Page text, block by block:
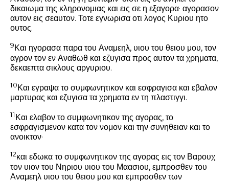
δικαιωμα της κληρονομιας και εις σε η εξαγορα· αγορασον
αυτον εις σεαυτον. Τοτε εγνωρισα οτι λογος Κυριου ητο
ουτος.
9Και ηγορασα παρα του Αναμεηλ, υιου του θειου μου, τον
αγρον τον εν Αναθωθ και εζυγισα προς αυτον τα χρηματα,
δεκαεπτα σικλους αργυριου.
10Και εγραψα το συμφωνητικον και εσφραγισα και εβαλον
μαρτυρας και εζυγισα τα χρηματα εν τη πλαστιγγι.
11 Και ελαβον το συμφωνητικον της αγορας, το
εσφραγισμενον κατα τον νομον και την συνηθειαν και το
ανοικτον·
12και εδωκα το συμφωνητικον της αγορας εις τον Βαρουχ
τον υιον του Νηριου υιου του Μαασιου, εμπροσθεν του
Αναμεηλ υιου του θειου μου και εμπροσθεν των